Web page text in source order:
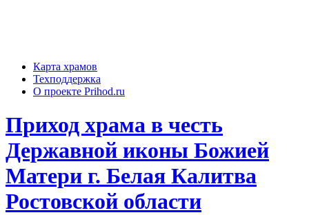
Карта храмов
Техподдержка
О проекте Prihod.ru
Приход храма в честь
Державной иконы Божией
Матери г. Белая Калитва
Ростовской области